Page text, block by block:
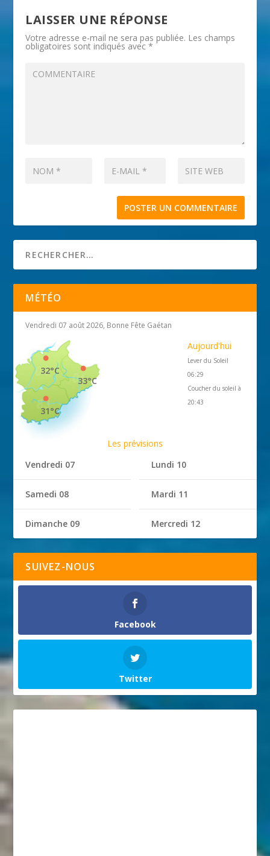
LAISSER UNE RÉPONSE
Votre adresse e-mail ne sera pas publiée. Les champs
obligatoires sont indiqués avec*
MÉTÉO
Vendredi 07 août 2026, Bonne Fête Gaétan
33°C
32°C
31°C
Aujourd'hui
Lever du Soleil
06:29
Coucher du soleil à
20:43
Les prévisions
Vendredi 07
Samedi 08
Dimanche 09
Lundi 10
Mardi 11
Mercredi 12
SUIVEZ-NOUS
Facebook
Twitter